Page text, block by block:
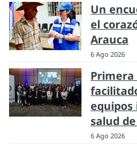
Un
el
Arauca
6 Ago 2026
Primera
salud
6 Ago 2026